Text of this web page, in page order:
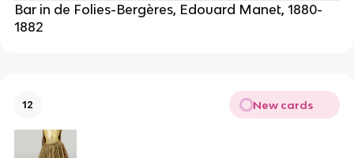
Bar in de Folies-Bergères, Edouard Manet, 1880-
1882
12 New cards